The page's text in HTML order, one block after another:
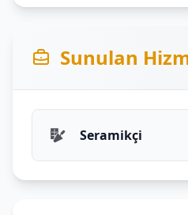
Sunulan
Seramikçi